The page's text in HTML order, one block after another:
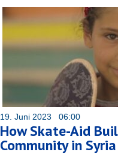
19. Juni 2023 06:00
How Skate-Aid
Community in Syria